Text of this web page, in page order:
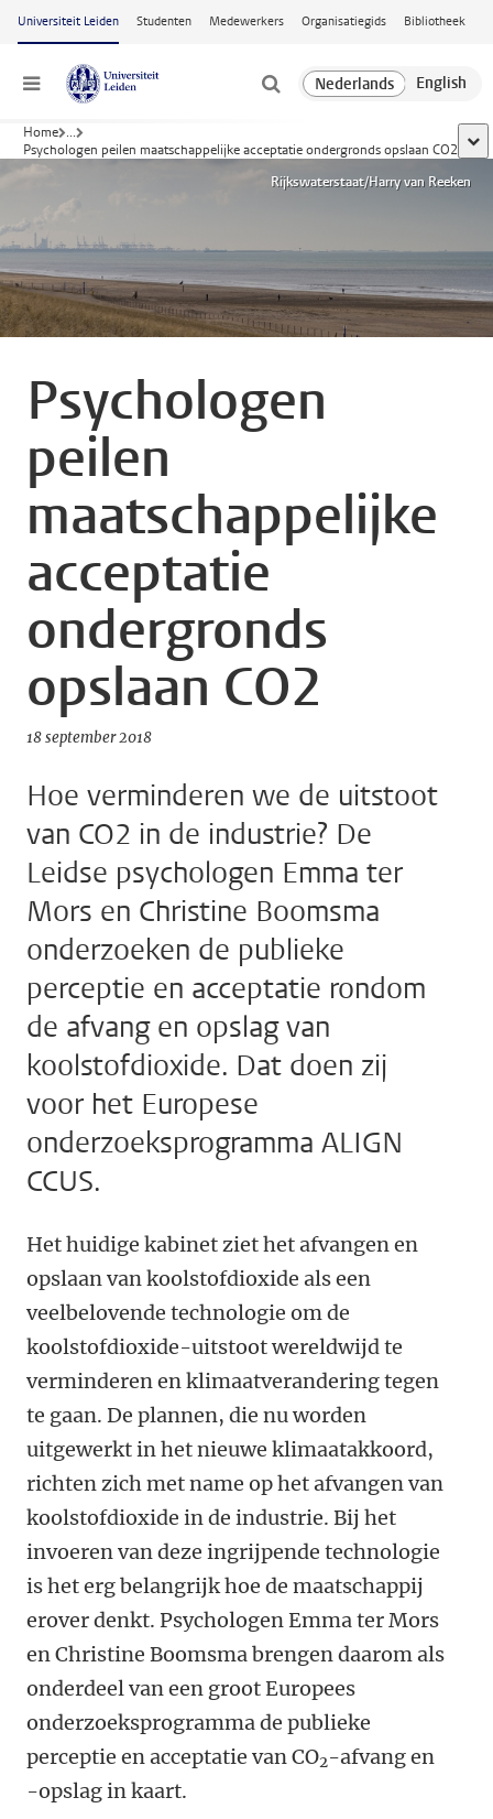
Ga naar hoofdinhoud
Universiteit Leiden Studenten Medewerkers Organisatiegids Bibliotheek
Menu
Home ...
Psychologen peilen maatschappelijke acceptatie ondergronds opslaan CO2
Rijkswaterstaat/Harry van Reeken
Psychologen
peilen
maatschappelijke
acceptatie
ondergronds
opslaan CO2
18 september 2018
Hoe verminderen we de uitstoot
van CO2 in de industrie? De
Leidse psychologen Emma ter
Mors en Christine Boomsma
onderzoeken de publieke
perceptie en acceptatie rondom
de afvang en opslag van
koolstofdioxide. Dat doen zij
voor het Europese
onderzoeksprogramma ALIGN
CCUS.
Het huidige kabinet ziet het afvangen en
opslaan van koolstofdioxide als een
veelbelovende technologie om de
koolstofdioxide-uitstoot wereldwijd te
verminderen en klimaatverandering tegen
te gaan. De plannen, die nu worden
uitgewerkt in het nieuwe klimaatakkoord,
richten zich met name op het afvangen van
koolstofdioxide in de industrie. Bij het
invoeren van deze ingrijpende technologie
is het erg belangrijk hoe de maatschappij
erover denkt. Psychologen Emma ter Mors
en Christine Boomsma brengen daarom als
onderdeel van een groot Europees
onderzoeksprogramma de publieke
perceptie en acceptatie van CO2-afvang en
-opslag in kaart.